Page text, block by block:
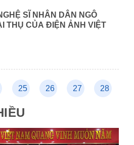
SĨ NHÂN DÂN NGÔ
THỤ CỦA ĐIỆN ẢNH VIỆT
25 26 27 28